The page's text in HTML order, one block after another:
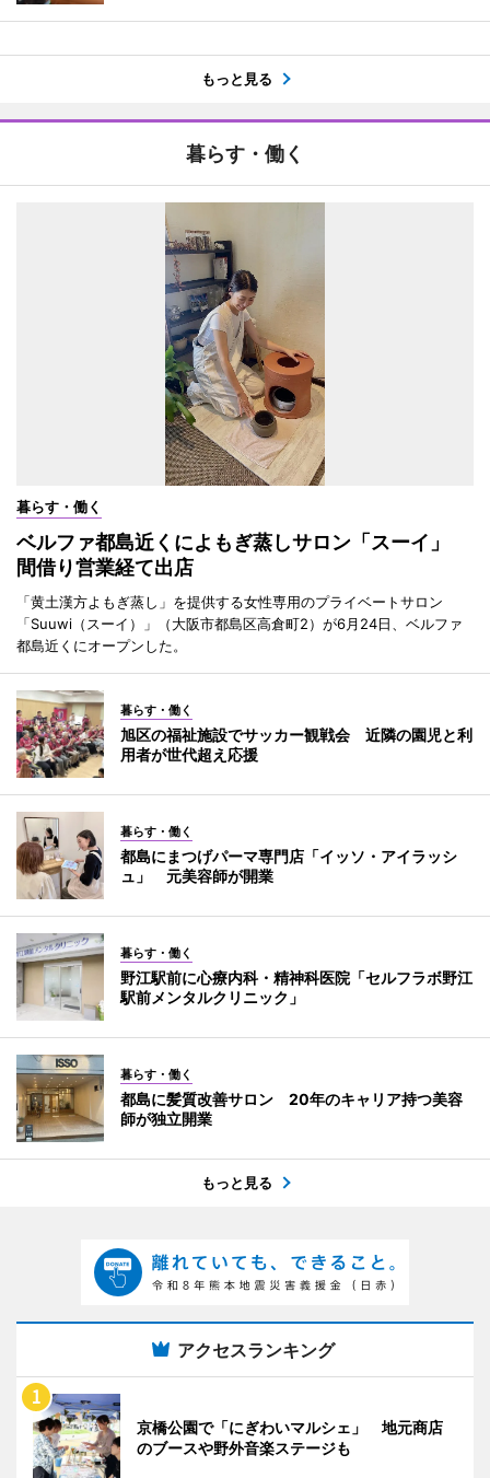
もっと見る
暮らす・働く
暮らす・働く
ベルファ都島近くによもぎ蒸しサロン「スーイ」
間借り営業経て出店
「黄土漢方よもぎ蒸し」を提供する女性専用のプライベートサロン
「Suuwi（スーイ）」（大阪市都島区高倉町2）が6月24日、ベルファ
都島近くにオープンした。
暮らす・働く
旭区の福祉施設でサッカー観戦会 近隣の園児と利
用者が世代超え応援
暮らす・働く
都島にまつげパーマ専門店「イッソ・アイラッシ
ュ」 元美容師が開業
暮らす・働く
野江駅前に心療内科・精神科医院「セルフラボ野江
駅前メンタルクリニック」
暮らす・働く
都島に髪質改善サロン 20年のキャリア持つ美容
師が独立開業
もっと見る
アクセスランキング
京橋公園で「にぎわいマルシェ」 地元商店
のブースや野外音楽ステージも